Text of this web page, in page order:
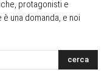
protagonisti e
una domanda, e noi
cerca